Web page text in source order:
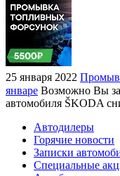
25 января 2022
январе Возможно Вы
автомобиля ŠKODA
Автодилеры
Горячие новости
Записки
Специальные